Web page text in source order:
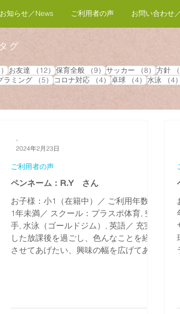
お知らせ／News ご利用者の声 お問い合わせ
グ
）14件の記事
お友達 （12）12件の記事
保育全般 （9）9件の記事
サッカー （8）8件の
方針
事
ラミング （5）5件の記事
コロナ対応 （4）4件の記事
卓球 （4）4件の記事
水泳 （4
ペンネーム：R.Y さん
お子様：小1（在籍中）／ ご利用年数：
1年未満／ スクール：プラスポ体育, 空
手, 水泳（ゴールドジム）, 英語／ 充実
した放課後を過ごし、色んなことを経験
させてあげたい、興味の幅を広げてあげ
ご利用者の声
-
2024年2月23日